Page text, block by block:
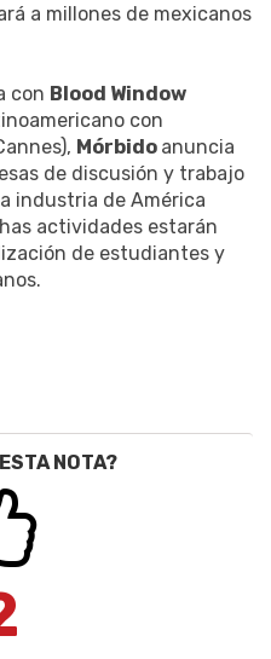
a millones de mexicanos
con Blood Window
con
Mórbido anuncia
de discusión y trabajo
industria de América
actividades estarán
de estudiantes y
NOTA?